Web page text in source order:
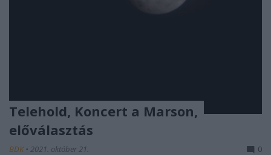
Telehold, Koncert a Marson,
előválasztás
BDK • 2021. október 21. 0